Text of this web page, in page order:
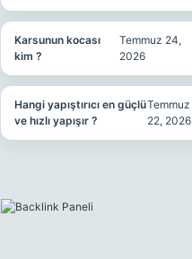
Karsunun kocası
kim ?
Temmuz 24,
2026
Hangi yapıştırıcı en güçlü
ve hızlı yapışır ?
Temmuz
22, 2026